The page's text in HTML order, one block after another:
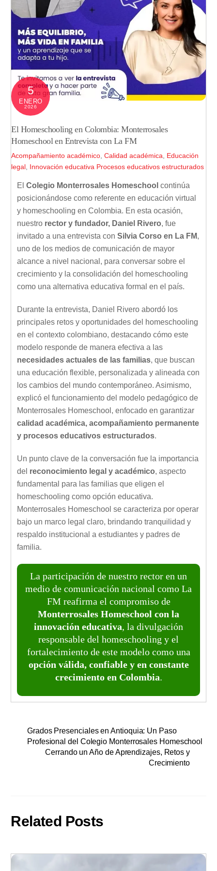
5
ENERO
2026
El Homeschooling en Colombia: Monterrosales
Homeschool en Entrevista con La FM
Acompañamiento académico ,Calidad académica
Educación
legal Innovación educativa Procesos educativos estructurados
ElColegio Monterrosales Homeschool continúa
posicionándose como referente en educación virtual
y homeschooling en Colombia. En esta ocasión,
nuestro rector y fundador, Daniel Rivero, fue
invitado a una entrevista conSilvia Corso en La FM,
uno de los medios de comunicación de mayor
alcance a nivel nacional, para conversar sobre el
crecimiento y la consolidación del homeschooling
como una alternativa educativa formal en el país.
Durante la entrevista, Daniel Rivero abordó los
principales retos y oportunidades del homeschooling
en el contexto colombiano, destacando cómo este
modelo responde de manera efectiva a las
necesidades actuales de las familias, que buscan
una educación flexible, personalizada y alineada con
los cambios del mundo contemporáneo. Asimismo,
explicó el funcionamiento del modelo pedagógico de
Monterrosales Homeschool, enfocado en garantizar
calidad académica, acompañamiento permanente
y procesos educativos estructurados.
Un punto clave de la conversación fue la importancia
del reconocimiento legal y académico, aspecto
fundamental para las familias que eligen el
homeschooling como opción educativa.
Monterrosales Homeschool se caracteriza por operar
bajo un marco legal claro, brindando tranquilidad y
respaldo institucional a estudiantes y padres de
familia.
La participación de nuestro rector en un
medio de comunicación nacional como La
FM reafirma el compromiso de
Monterrosales Homeschool con la
innovación educativa, la divulgación
responsable del homeschooling y el
fortalecimiento de este modelo como una
opción válida, confiable y en constante
crecimiento en Colombia.
Grados Presenciales en Antioquia: Un Paso
Profesional del Colegio Monterrosales Homeschool
Cerrando un Año de Aprendizajes, Retos y
Crecimiento
Related Posts